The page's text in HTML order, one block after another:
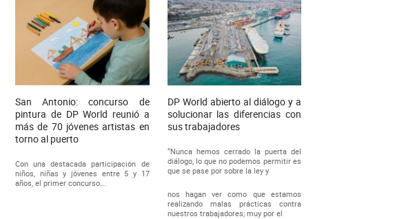
San Antonio: concurso de
pintura de DP World reunió a
más de 70 jóvenes artistas en
torno al puerto
Con una destacada participación de
niños, niñas y jóvenes entre 5 y 17
años, el primer concurso...
DP World abierto al diálogo y a
solucionar las diferencias con
sus trabajadores
“Nunca hemos cerrado la puerta del
diálogo, lo que no podemos permitir es
que se pase por sobre la ley y
nos hagan ver como que estamos
realizando malas prácticas contra
nuestros trabajadores; muy por el